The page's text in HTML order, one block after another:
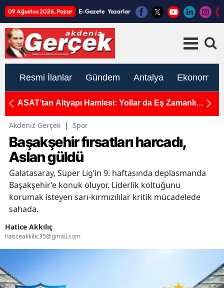
09 Ağustos 2026, Pazar E-Gazete Yazarlar
Resmi İlanlar Gündem Antalya Ekonomi
ASAT’tan Altyapı Hamlesi: Yollar da Eş Zamanlı
Akdeniz Gerçek | Spor
Başakşehir fırsatları harcadı,
Aslan güldü
Galatasaray, Süper Lig’in 9. haftasında deplasmanda
Başakşehir’e konuk oluyor. Liderlik koltuğunu
korumak isteyen sarı-kırmızılılar kritik mücadelede
sahada.
Hatice Akkılıç
haticeakkilic35@gmail.com